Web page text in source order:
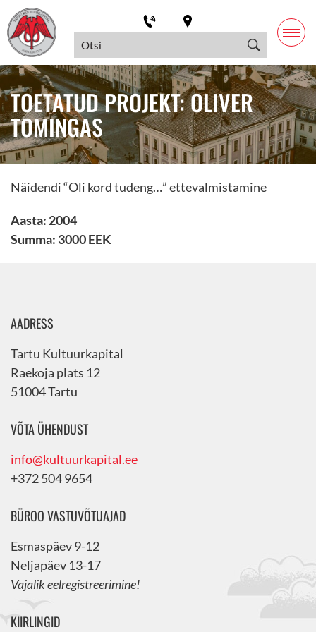
TOETATUD PROJEKT: OLIVER
TOMINGAS
Näidendi “Oli kord tudeng…” ettevalmistamine
Aasta: 2004
Summa: 3000 EEK
AADRESS
Tartu Kultuurkapital
Raekoja plats 12
51004 Tartu
VÕTA ÜHENDUST
info@kultuurkapital.ee
+372 504 9654
BÜROO VASTUVÕTUAJAD
Esmaspäev 9-12
Neljapäev 13-17
Vajalik eelregistreerimine!
KIIRLINGID